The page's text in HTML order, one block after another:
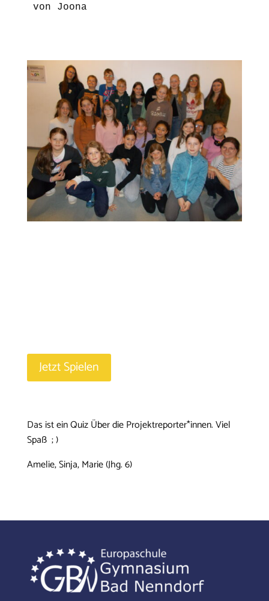
von Joona
Jetzt Spielen
Das ist ein Quiz Über die Projektreporter*innen. Viel
Spaß ; )
Amelie, Sinja, Marie (Jhg. 6)